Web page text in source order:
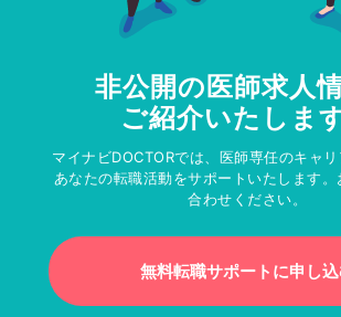
非公開の医師求人
ご紹介いたしま
マイナビDOCTORでは、医師専任のキャ
あなたの転職活動をサポートいたします
合わせください。
無料転職サポートに申し